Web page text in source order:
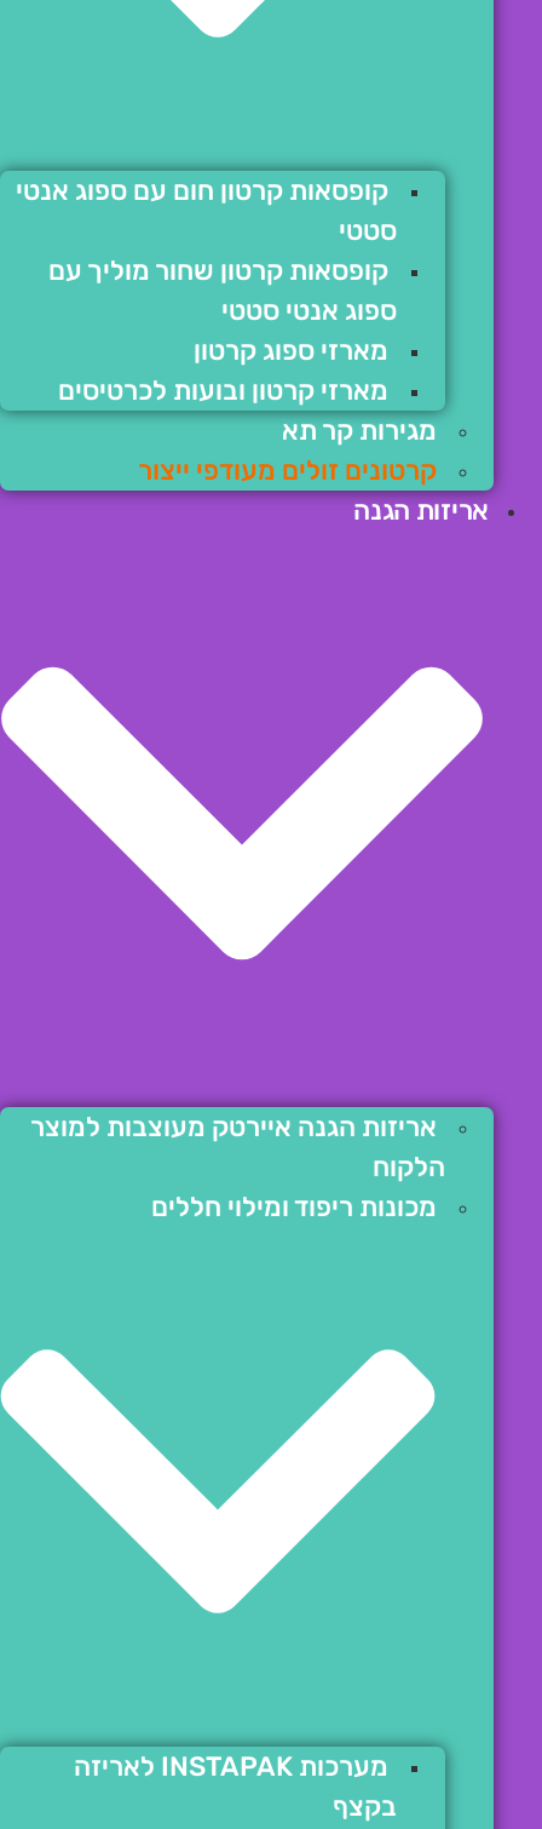
קופסאות קרטון חום עם ספוג אנטי
סטטי
קופסאות קרטון שחור מוליך עם
ספוג אנטי סטטי
מארזי ספוג קרטון
מארזי קרטון ובועות לכרטיסים
מגירות קר תא
קרטונים זולים מעודפי ייצור
אריזות הגנה
אריזות הגנה איירטק מעוצבות למוצר
הלקוח
מכונות ריפוד ומילוי חללים
מערכות INSTAPAK לאריזה
בקצף